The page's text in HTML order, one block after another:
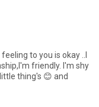
to you is okay ..I
friendly. I'm shy
thing's 😊 and